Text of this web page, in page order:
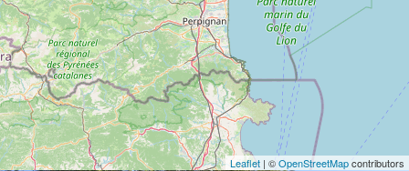
Leaflet | ©OpenStreetMapcontributors